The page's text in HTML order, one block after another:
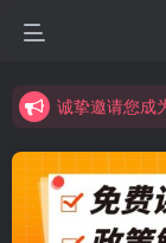
诚挚邀请您
诚挚邀请您成
学习路上不孤独，99学社与你同行